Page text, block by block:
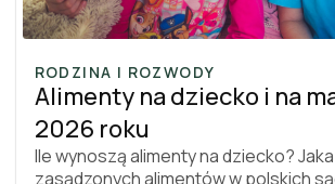
RODZINA I ROZWODY
Alimenty na dziecko i na
2026 roku
Ile wynoszą alimenty na dziecko?
zasądzonych alimentów w polskich